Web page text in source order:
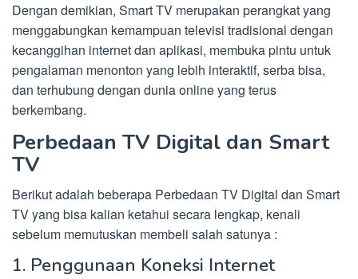
Dengan demikian, Smart TV merupakan perangkat yang
menggabungkan kemampuan televisi tradisional dengan
kecanggihan internet dan aplikasi, membuka pintu untuk
pengalaman menonton yang lebih interaktif, serba bisa,
dan terhubung dengan dunia online yang terus
berkembang.
Perbedaan TV Digital dan Smart
TV
Berikut adalah beberapa Perbedaan TV Digital dan Smart
TV yang bisa kalian ketahui secara lengkap, kenali
sebelum memutuskan membeli salah satunya :
1. Penggunaan Koneksi Internet